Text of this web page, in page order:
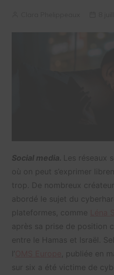
Social media.
Les réseaux
où on peut s’exprimer
trop. De nombreux
abordé le sujet du
plateformes, comme
après sa prise de position
entre le Hamas et Israël.
l’
, publiée en
sur six a été victime de